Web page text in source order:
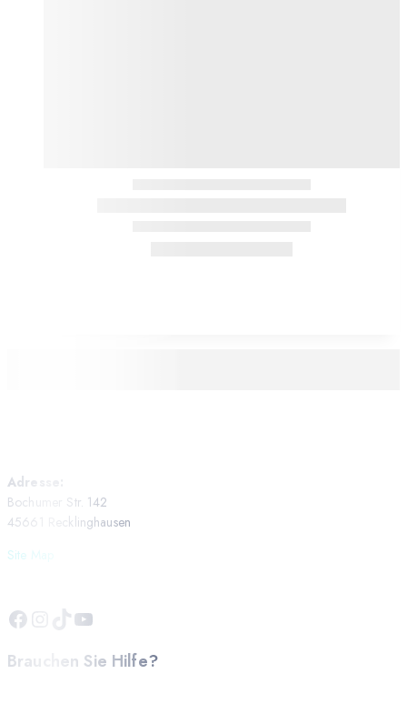
Adresse:
Bochumer Str. 142
45661 Recklinghausen
Site Map
Brauchen Sie Hilfe?